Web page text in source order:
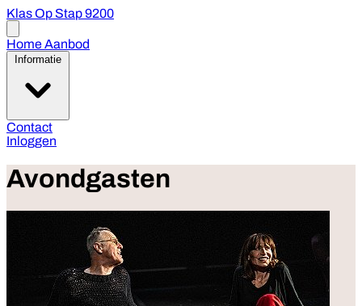
Klas Op Stap 9200
menu
HomeAanbod
Informatie
Contact
Inloggen
Avondgasten